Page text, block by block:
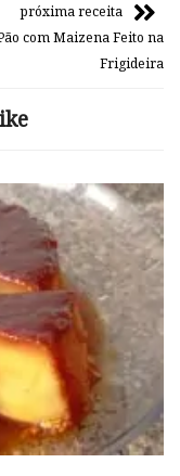
próxima receita
com Maizena Feito na
Frigideira